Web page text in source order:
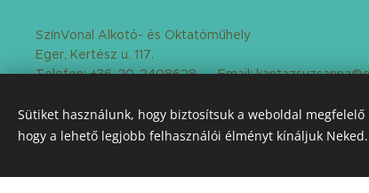
SzínVonal Alkotó- és Oktatóműhely
Eger, Kertész u. 117.
Telefon: +36-20-2408628 Email:
A vállalkozás létrehozását és fejlesztését a
Nemzeti Foglalkoztatási Alap biztosította. #
Sütiket használunk, hogy biztosítsuk a weboldal
hogy a lehető legjobb felhasználói élményt kínáljuk Neked.